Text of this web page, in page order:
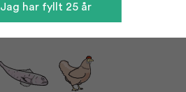
Jag har fyllt 25 år